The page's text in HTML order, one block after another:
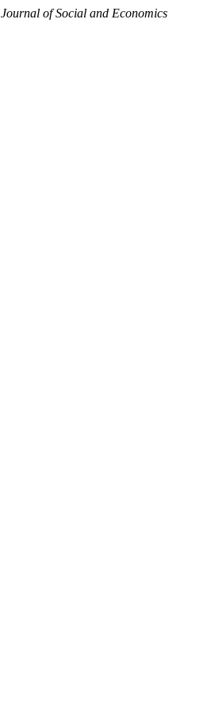
Journal of Social and Economics